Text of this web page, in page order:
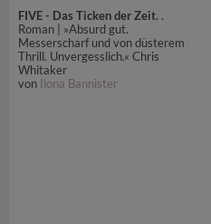
FIVE - Das Ticken der Zeit. .
Roman | »Absurd gut.
Messerscharf und von düsterem
Thrill. Unvergesslich.« Chris
Whitaker
von Ilona Bannister